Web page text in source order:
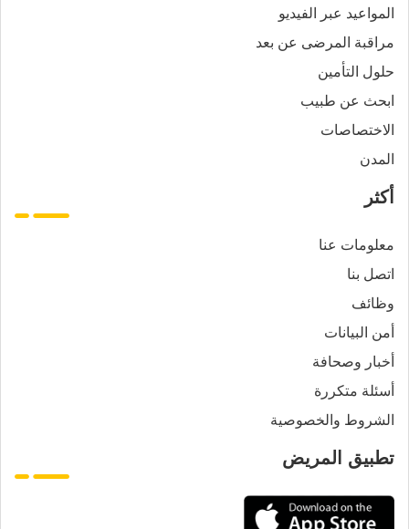
المواعيد عبر الفيديو
مراقبة المرضى عن بعد
حلول التأمين
ابحث عن طبيب
الاختصاصات
المدن
أكثر
معلومات عنا
اتصل بنا
وظائف
أمن البيانات
أخبار وصحافة
أسئلة متكررة
الشروط والخصوصية
تطبيق المريض